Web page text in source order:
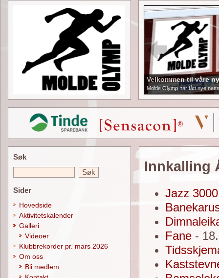
Velkommen til våre
Molde Olymp har fått nye
Innkalling
Jazz
Fane -
Søk
Sider
Hovedside
Aktivitetskalender
Galleri
Videoer
Klubbrekorder pr. mars 2026
Om oss
Bli medlem